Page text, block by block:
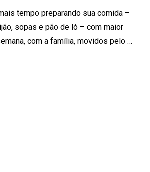
tempo preparando sua comida –
sopas e pão de ló – com maior
com a família, movidos pelo …